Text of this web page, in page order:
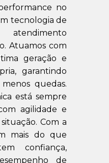
no
tecnologia de
Atuamos com
geração e
garantindo
quedas.
está sempre
agilidade e
Com a
mais do que
confiança,
de